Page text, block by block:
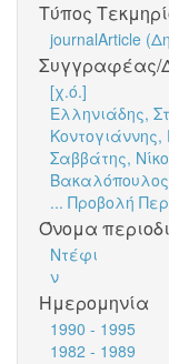
Τύπος
journalArticle
Συγγραφέας/
[χ.ό.]
Ελληνιάδης,
Κοντογιάννης,
Σαββάτης,
... Προβολή
Όνομα
Ντέφι
ν
Ημερομηνία
1990 - 1995
1982 - 1989